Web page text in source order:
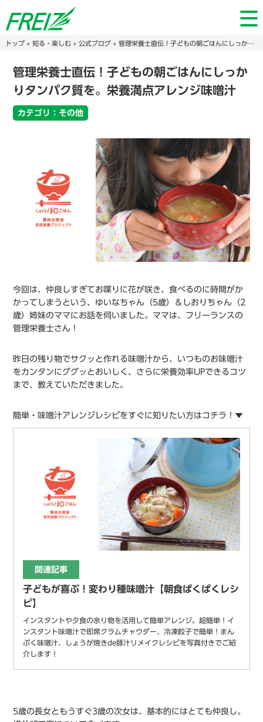
トップ» 知る・楽しむ» 公式ブログ» 管理栄養士直伝！子どもの朝ごはんにしっかりタンパク質を。栄養満点アレンジ味噌汁
管理栄養士直伝！子どもの朝ごはんにしっか
りタンパク質を。栄養満点アレンジ味噌汁
カテゴリ：その他
今回は、仲良しすぎてお喋りに花が咲き、食べるのに時間がか
かってしまうという、ゆいなちゃん（5歳）＆しおりちゃん（2
歳）姉妹のママにお話を伺いました。ママは、フリーランスの
管理栄養士さん！
昨日の残り物でサクッと作れる味噌汁から、いつものお味噌汁
をカンタンにググッとおいしく、さらに栄養効率UPできるコツ
まで、教えていただきました。
簡単・味噌汁アレンジレシピをすぐに知りたい方はコチラ！▼
関連記事
子どもが喜ぶ！変わり種味噌汁【朝食ぱくぱくレシ
ピ】
インスタントや夕食の余り物を活用して簡単アレンジ。超簡単！イ
ンスタント味噌汁で即席クラムチャウダー、冷凍餃子で簡単！まん
ぷく味噌汁、しょうが焼きde豚汁リメイクレシピを写真付きでご紹
介します！
5歳の長女ともうすぐ3歳の次女は、基本的にはとても仲良し。